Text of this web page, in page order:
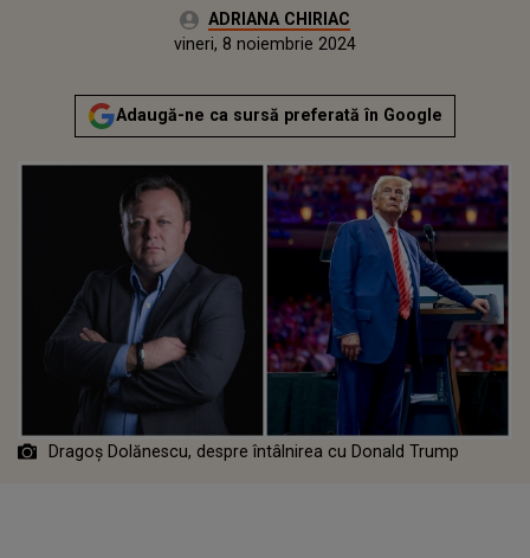
Autor:ADRIANA CHIRIAC
vineri, 8 noiembrie 2024Actualizat:
vineri, 8 noiembrie 2024
Adaugă-ne ca sursă preferată în Google
Dragoș Dolănescu, despre întâlnirea cu Donald Trump